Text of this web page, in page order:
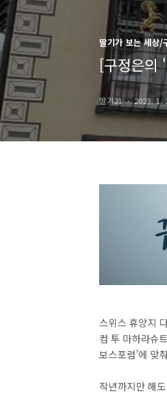
딸기가 보는 세상
[구정은의
딸기21 2023. 1.
스위스 휴양지
컴 투 마하라슈
보스포럼’에 맞
작년까지만 해